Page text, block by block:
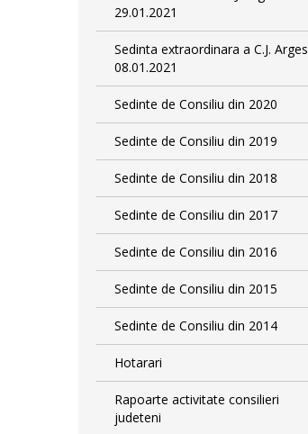
29.01.2021
Sedinta extraordinara a C.J. Arges
08.01.2021
Sedinte de Consiliu din 2020
Sedinte de Consiliu din 2019
Sedinte de Consiliu din 2018
Sedinte de Consiliu din 2017
Sedinte de Consiliu din 2016
Sedinte de Consiliu din 2015
Sedinte de Consiliu din 2014
Hotarari
Rapoarte activitate consilieri
judeteni